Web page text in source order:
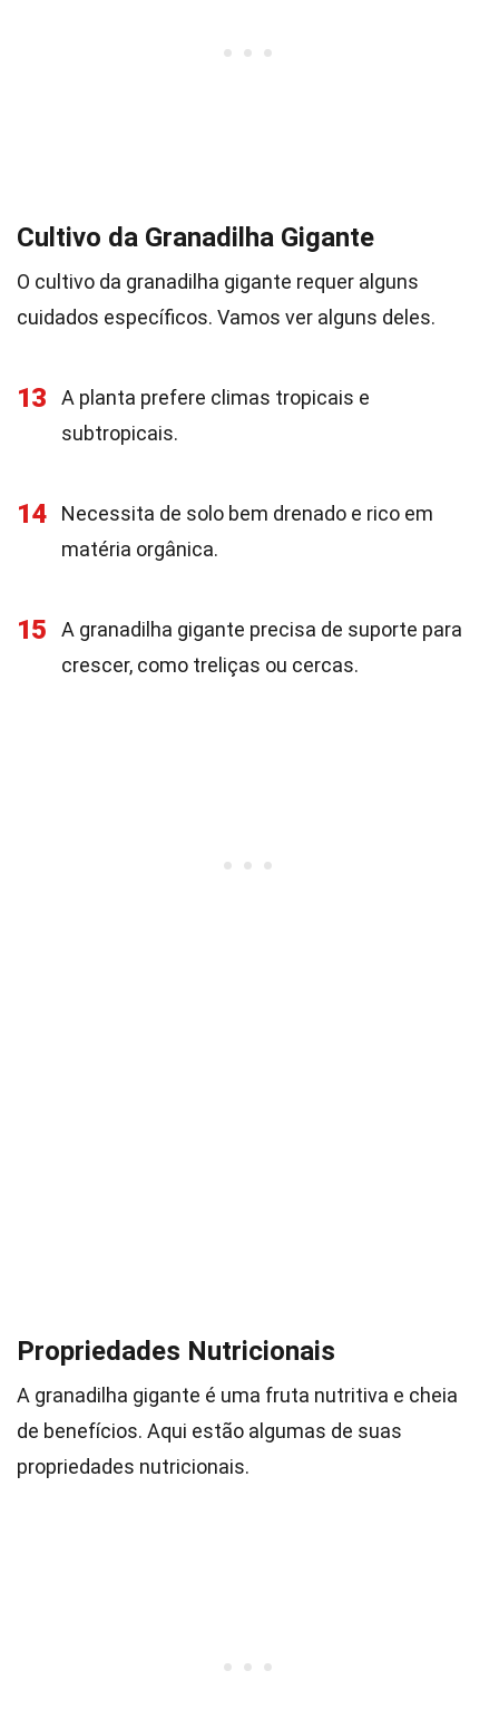
Cultivo da Granadilha Gigante
O cultivo da granadilha gigante requer alguns
cuidados específicos. Vamos ver alguns deles.
13
A planta prefere climas tropicais e
subtropicais.
14
Necessita de solo bem drenado e rico em
matéria orgânica.
15
A granadilha gigante precisa de suporte para
crescer, como treliças ou cercas.
Propriedades Nutricionais
A granadilha gigante é uma fruta nutritiva e cheia
de benefícios. Aqui estão algumas de suas
propriedades nutricionais.